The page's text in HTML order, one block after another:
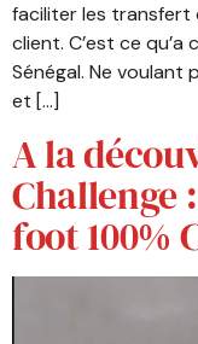
faciliter les transfert
client. C’est ce qu’a
Sénégal. Ne
et […]
A la
Challenge
foot 100%